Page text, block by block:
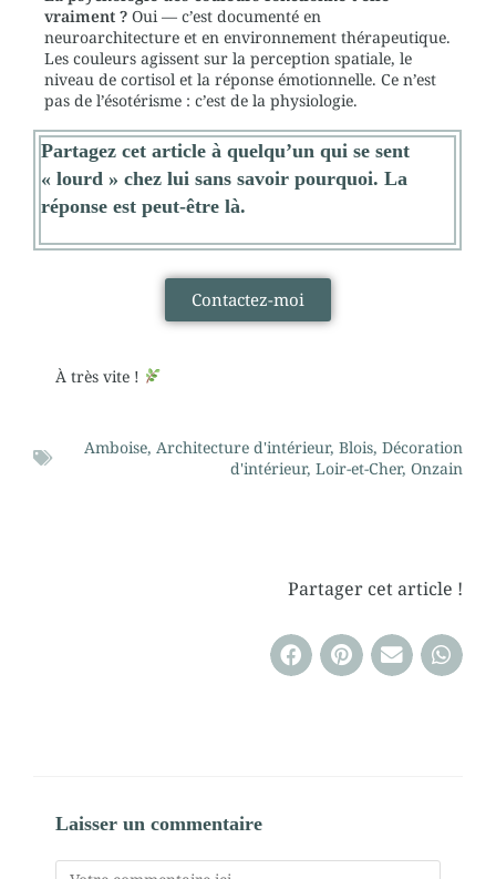
vraiment ? Oui — c’est documenté en
neuroarchitecture et en environnement thérapeutique.
Les couleurs agissent sur la perception spatiale, le
niveau de cortisol et la réponse émotionnelle. Ce n’est
pas de l’ésotérisme : c’est de la physiologie.
Partagez cet article à quelqu’un qui se sent
« lourd » chez lui sans savoir pourquoi. La
réponse est peut-être là.
Contactez-moi
À très vite !
Amboise, Architecture d'intérieur, Blois, Décoration
d'intérieur, Loir-et-Cher, Onzain
Partager cet article !
Laisser un commentaire